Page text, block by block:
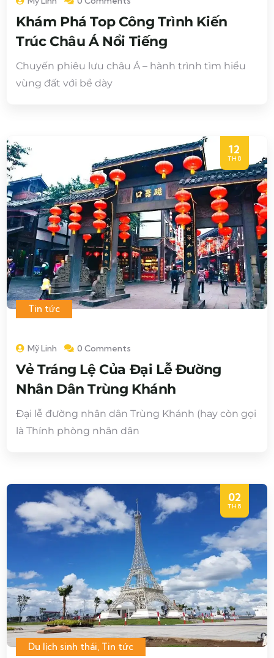
Khám Phá Top Công Trình Kiến
Trúc Châu Á Nổi Tiếng
Chuyến phiêu lưu châu Á – hành trình tìm hiểu
vùng đất với bề dày
12
TH8
Tin tức
Mỹ Linh 0 Comments
Vẻ Tráng Lệ Của Đại Lễ Đường
Nhân Dân Trùng Khánh
Đại lễ đường nhân dân Trùng Khánh (hay còn gọi
là Thính phòng nhân dân
02
TH8
Du lịch sinh thái, Tin tức